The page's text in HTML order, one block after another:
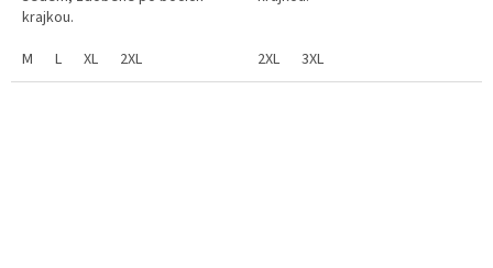
krajkou.
M
L XL 2XL 2XL 3XL